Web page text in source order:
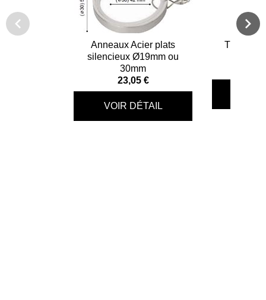
Anneaux Acier plats
silencieux Ø19mm ou
30mm
23,05 €
Tringle à